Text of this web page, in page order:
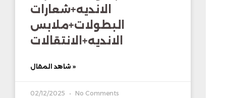
الانديه+شعارات
البطولات+ملابس
الانديه+الانتقالات
شاهد المقال »
02/12/2025 No Comments